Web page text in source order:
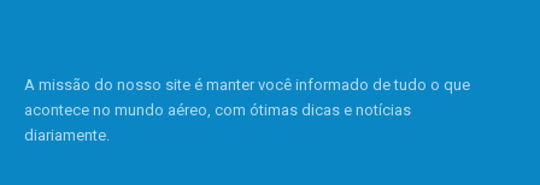
A missão do nosso site é manter você informado de tudo o que
acontece no mundo aéreo, com ótimas dicas e notícias
diariamente.